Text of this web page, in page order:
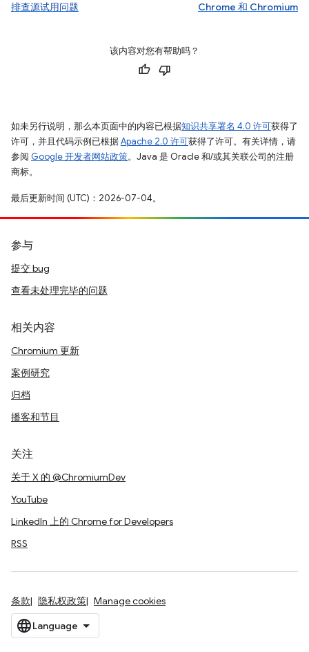
排查源试用问题
Chrome 和 Chromium
该内容对您有帮助吗？
如未另行说明，那么本页面中的内容已根据知识共享署名 4.0 许可获得了
许可，并且代码示例已根据Apache 2.0 许可获得了许可。有关详情，请
参阅 Google 开发者网站政策。Java 是 Oracle 和/或其关联公司的注册
商标。
最后更新时间 (UTC)：2026-07-04。
参与
提交 bug
查看未处理完毕的问题
相关内容
Chromium 更新
案例研究
归档
播客和节目
关注
关于 X 的 @ChromiumDev
YouTube
LinkedIn 上的 Chrome for Developers
RSS
条款 隐私权政策 Manage cookies